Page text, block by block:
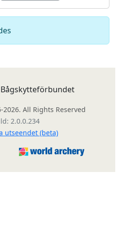
Bågskytteförbundet
All Rights Reserved
2.0.0.234
utseendet (beta)